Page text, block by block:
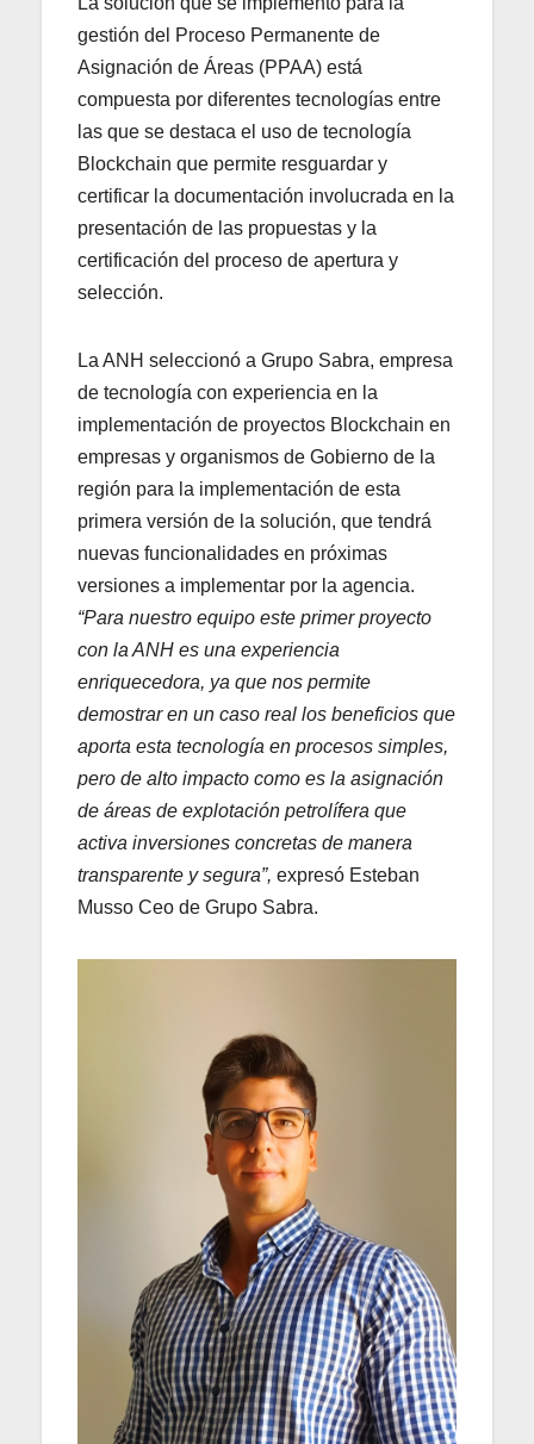
gestión del Proceso Permanente de
Asignación de Áreas (PPAA) está
compuesta por diferentes tecnologías entre
las que se destaca el uso de tecnología
Blockchain que permite resguardar y
certificar la documentación involucrada en la
presentación de las propuestas y la
certificación del proceso de apertura y
selección.
La ANH seleccionó a Grupo Sabra, empresa
de tecnología con experiencia en la
implementación de proyectos Blockchain en
empresas y organismos de Gobierno de la
región para la implementación de esta
primera versión de la solución, que tendrá
nuevas funcionalidades en próximas
versiones a implementar por la agencia.
“Para nuestro equipo este primer proyecto
con la ANH es una experiencia
enriquecedora, ya que nos permite
demostrar en un caso real los beneficios que
aporta esta tecnología en procesos simples,
pero de alto impacto como es la asignación
de áreas de explotación petrolífera que
activa inversiones concretas de manera
transparente y segura”, expresó Esteban
Musso Ceo de Grupo Sabra.